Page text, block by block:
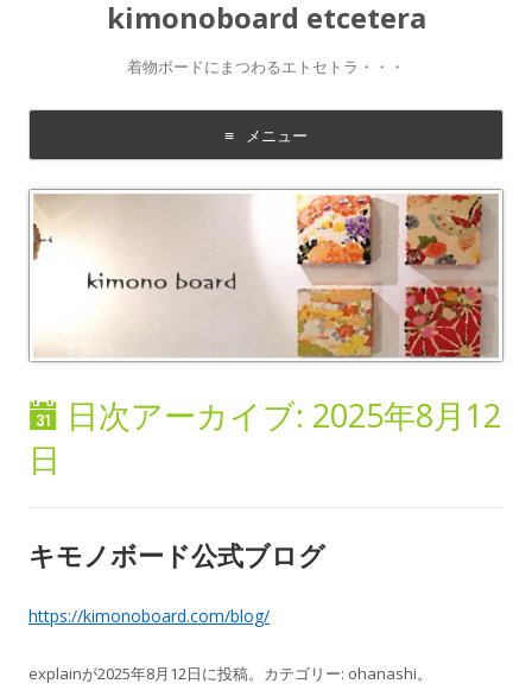
kimonoboard etcetera
着物ボードにまつわるエトセトラ・・・
メニュー
コ
ン
テ
ン
ツ
に
移
日次アーカイブ: 2025年8月12
日
キモノボード公式ブログ
https://kimonoboard.com/blog/
explainが2025年8月12日に投稿。カテゴリー: ohanashi。